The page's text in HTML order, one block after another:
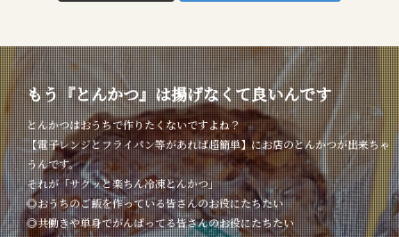
もう『とんかつ』は揚げなくて良いんです
とんかつはおうちで作りたくないですよね？
【電子レンジとフライパン等があれば超簡単】にお店のとんかつが出来ちゃ
うんです。
それが「サクッと楽ちん冷凍とんかつ」
◎おうちのご飯を作っている皆さんのお役にたちたい
◎共働きや単身でがんばってる皆さんのお役にたちたい